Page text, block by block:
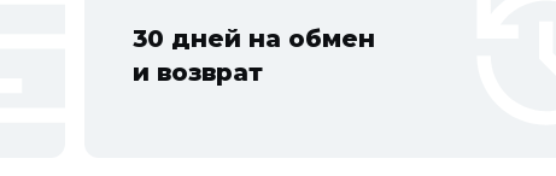
30 дней на обмен
и возврат